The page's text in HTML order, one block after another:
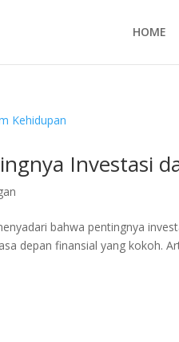
HOME
Investasi
bahwa pentingnya
depan finansial yang kokoh.